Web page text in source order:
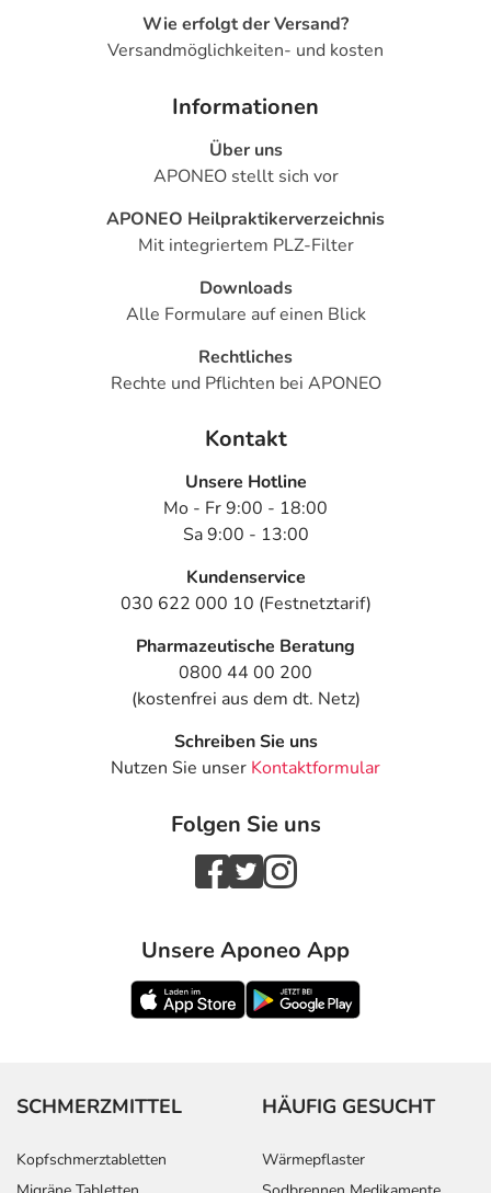
Wie erfolgt der Versand?
Versandmöglichkeiten- und kosten
Informationen
Über uns
APONEO stellt sich vor
APONEO Heilpraktikerverzeichnis
Mit integriertem PLZ-Filter
Downloads
Alle Formulare auf einen Blick
Rechtliches
Rechte und Pflichten bei APONEO
Kontakt
Unsere Hotline
Mo - Fr 9:00 - 18:00
Sa 9:00 - 13:00
Kundenservice
030 622 000 10 (Festnetztarif)
Pharmazeutische Beratung
0800 44 00 200
(kostenfrei aus dem dt. Netz)
Schreiben Sie uns
Nutzen Sie unser Kontaktformular
Folgen Sie uns
Unsere Aponeo App
SCHMERZMITTEL
Kopfschmerztabletten
HÄUFIG GESUCHT
Wärmepflaster